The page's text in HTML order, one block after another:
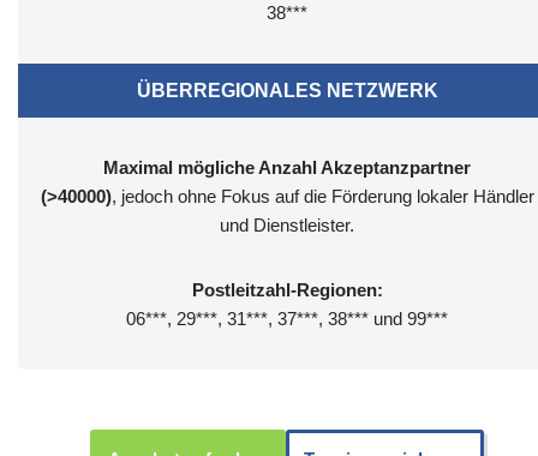
38***
ÜBERREGIONALES NETZWERK
Maximal mögliche Anzahl Akzeptanzpartner
(>40000), jedoch ohne Fokus auf die Förderung lokaler Händler
und Dienstleister.
Postleitzahl-Regionen:
06***, 29***, 31***, 37***, 38*** und 99***